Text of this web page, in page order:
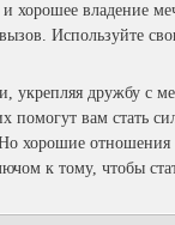
хорошее владение
Используйте
укрепляя дружбу с
помогут вам стать
хорошие
к тому, чтобы